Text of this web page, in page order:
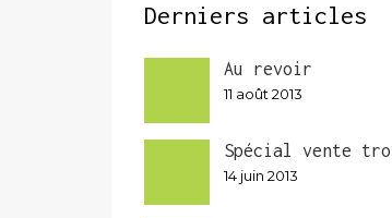
Derniers articles
Au revoir
11 août 2013
Spécial vente
14 juin 2013